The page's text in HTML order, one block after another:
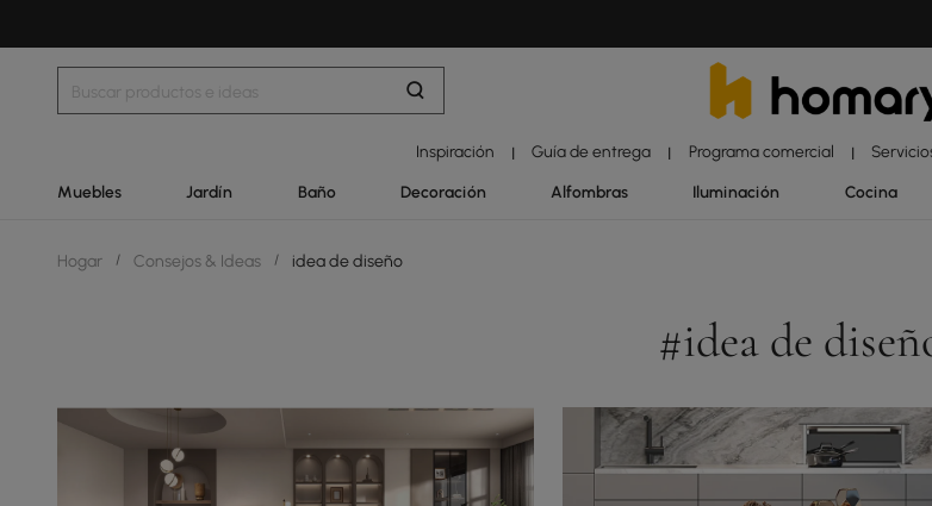
Inspiración | Guía de entrega | Programa comercial |
Muebles Jardín Baño Decoración Alfombras Iluminación Cocina
Hogar / Consejos & Ideas / idea de diseño
#idea de